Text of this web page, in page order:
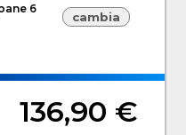
6
cambia
136,90 €